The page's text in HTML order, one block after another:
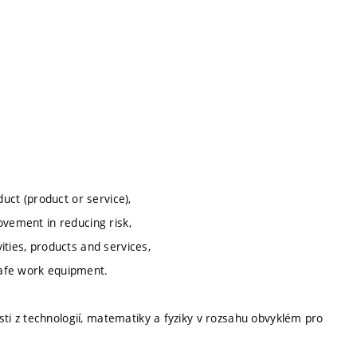
(product or service),
in reducing risk,
products and services,
work equipment.
z technologií, matematiky a fyziky v rozsahu obvyklém pro